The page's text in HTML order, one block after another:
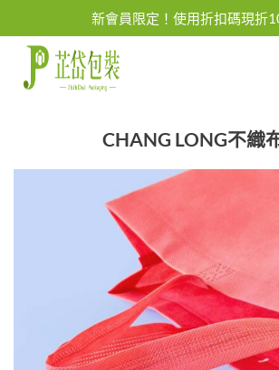
content
新會員限定！使用折扣碼現折
CHANG LONG不織